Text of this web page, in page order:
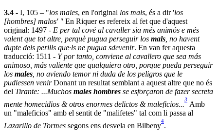
3.4 - I, 105 – "los males, en l'original los mals, és a dir 'los
[hombres] malos' " En Riquer es refereix al fet que d'aquest
original: 1497 - E per tal cové al cavaller sia més animós e més
valent que tot altre, perquè pugua perseguir los mals , no havent
dupte dels perills que·ls ne pugua sdevenir. En van fer aquesta
traducció: 1511 - Y por tanto, conviene al cavallero que sea más
animoso, más valiente que qualquiera otro, porque pueda perseguir
los males , no aviendo temor ni duda de los peligros que le
pudiessen venirDonant un resultat semblant a aquest altre que no és
del Tirante: ...Muchos males hombres se esforçaron de fazer secreta
mente homecidios & otros enormes delictos & maleficios...
3
Amb
un "maleficios" amb el sentit de "malifetes" tal com li passa al
Lazarillo de Tormes segons ens desvela en Bilbeny
4
.